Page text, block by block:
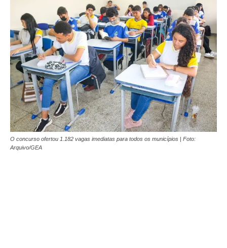
O concurso ofertou 1.182 vagas imediatas para todos os municípios | Foto:
Arquivo/GEA